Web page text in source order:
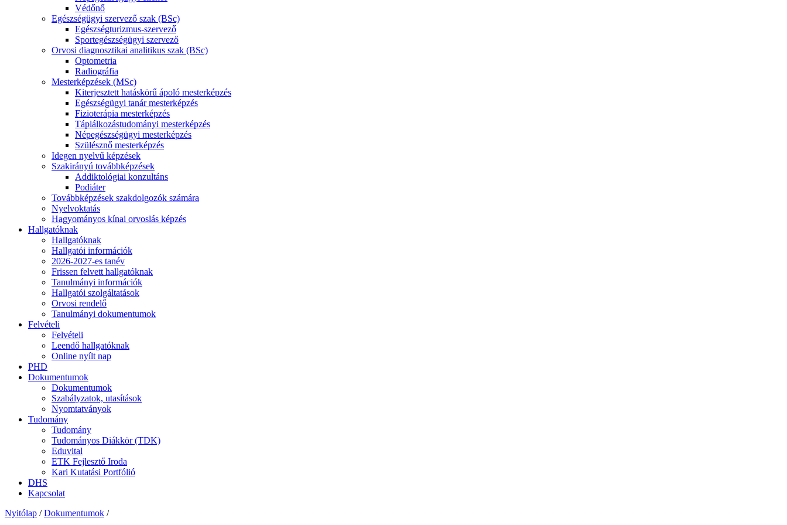
Védőnő
Egészségügyi szervező szak (BSc)
Egészségturizmus-szervező
Sportegészségügyi szervező
Orvosi diagnosztikai analitikus szak (BSc)
Optometria
Radiográfia
Mesterképzések (MSc)
Kiterjesztett hatáskörű ápoló mesterképzés
Egészségügyi tanár mesterképzés
Fizioterápia mesterképzés
Táplálkozástudományi mesterképzés
Népegészségügyi mesterképzés
Szülésznő mesterképzés
Idegen nyelvű képzések
Szakirányú továbbképzések
Addiktológiai konzultáns
Podiáter
Továbbképzések szakdolgozók számára
Nyelvoktatás
Hagyományos kínai orvoslás képzés
Hallgatóknak
Hallgatóknak
Hallgatói információk
2026-2027-es tanév
Frissen felvett hallgatóknak
Tanulmányi információk
Hallgatói szolgáltatások
Orvosi rendelő
Tanulmányi dokumentumok
Felvételi
Felvételi
Leendő hallgatóknak
Online nyílt nap
PHD
Dokumentumok
Dokumentumok
Szabályzatok, utasítások
Nyomtatványok
Tudomány
Tudomány
Tudományos Diákkör (TDK)
Eduvital
ETK Fejlesztő Iroda
Kari Kutatási Portfólió
DHS
Kapcsolat
Nyitólap / Dokumentumok /